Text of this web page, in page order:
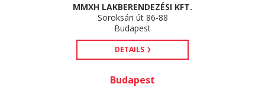
MMXH LAKBERENDEZÉSI KFT.
Soroksári út 86-88
Budapest
DETAILS
Budapest